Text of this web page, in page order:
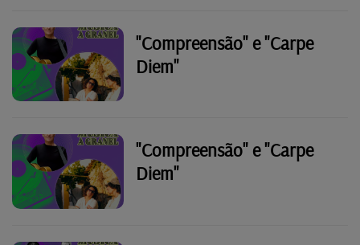
"Compreensão" e "Carpe
Diem"
"Compreensão" e "Carpe
Diem"